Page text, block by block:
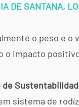
DE SANTANA,
o peso e o
o impacto
de
sistema de